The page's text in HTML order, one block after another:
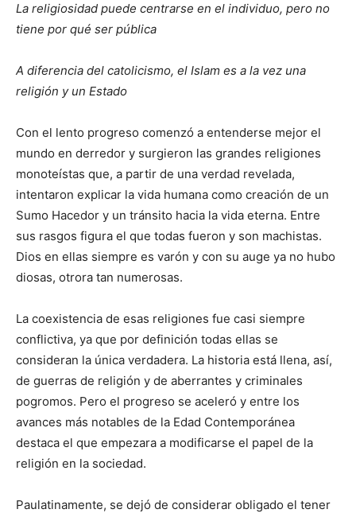
La religiosidad puede centrarse en el individuo, pero no
tiene por qué ser pública
A diferencia del catolicismo, el Islam es a la vez una
religión y un Estado
Con el lento progreso comenzó a entenderse mejor el
mundo en derredor y surgieron las grandes religiones
monoteístas que, a partir de una verdad revelada,
intentaron explicar la vida humana como creación de un
Sumo Hacedor y un tránsito hacia la vida eterna. Entre
sus rasgos figura el que todas fueron y son machistas.
Dios en ellas siempre es varón y con su auge ya no hubo
diosas, otrora tan numerosas.
La coexistencia de esas religiones fue casi siempre
conflictiva, ya que por definición todas ellas se
consideran la única verdadera. La historia está llena, así,
de guerras de religión y de aberrantes y criminales
pogromos. Pero el progreso se aceleró y entre los
avances más notables de la Edad Contemporánea
destaca el que empezara a modificarse el papel de la
religión en la sociedad.
Paulatinamente, se dejó de considerar obligado el tener